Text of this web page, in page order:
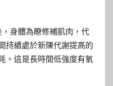
身體為瞭修補肌肉，代
持續處於新陳代謝提高的
。這是長時間低強度有氧